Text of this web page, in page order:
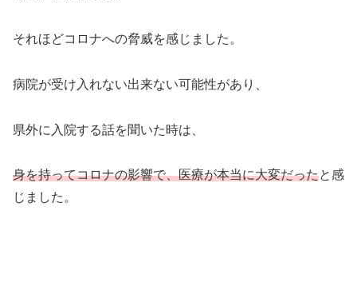
それほどコロナへの脅威を感じました。
病院が受け入れない出来ない可能性があり、
県外に入院する話を聞いた時は、
身を持ってコロナの影響で、医療が本当に大変だったと感
じました。